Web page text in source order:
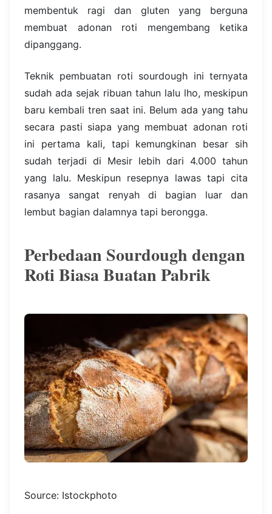
membentuk ragi dan gluten yang berguna
membuat adonan roti mengembang ketika
dipanggang.
Teknik pembuatan roti sourdough ini ternyata
sudah ada sejak ribuan tahun lalu lho, meskipun
baru kembali tren saat ini. Belum ada yang tahu
secara pasti siapa yang membuat adonan roti
ini pertama kali, tapi kemungkinan besar sih
sudah terjadi di Mesir lebih dari 4.000 tahun
yang lalu. Meskipun resepnya lawas tapi cita
rasanya sangat renyah di bagian luar dan
lembut bagian dalamnya tapi berongga.
Perbedaan Sourdough dengan
Roti Biasa Buatan Pabrik
Source: Istockphoto